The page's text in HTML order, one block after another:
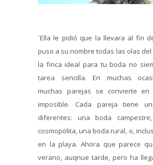
´Ella le pidió que la llevara al fin
puso a su nombre todas las olas del
la finca ideal para tu boda no
tarea sencilla. En muchas
muchas parejas se convierte en
imposible. Cada pareja tiene
diferentes: una boda
cosmopolita, una boda rural, o,
en la playa. Ahora que parece
verano, auqnue tarde, pero ha